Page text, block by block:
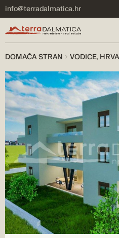
info@terradalmatica.hr
DOMAČA STRAN VODICE,